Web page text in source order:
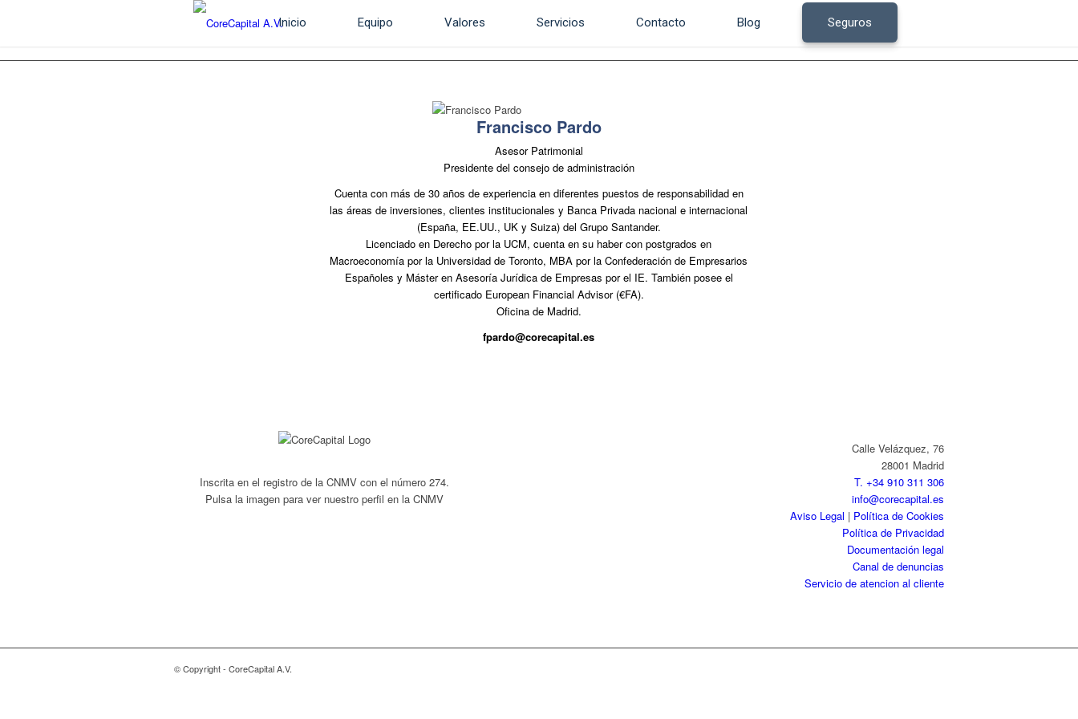
Inicio Equipo Valores Servicios Contacto Blog Seguros
Francisco Pardo
Asesor Patrimonial
Presidente del consejo de administración
Cuenta con más de 30 años de experiencia en diferentes puestos de responsabilidad en
las áreas de inversiones, clientes institucionales y Banca Privada nacional e internacional
(España, EE.UU., UK y Suiza) del Grupo Santander.
Licenciado en Derecho por la UCM, cuenta en su haber con postgrados en
Macroeconomía por la Universidad de Toronto, MBA por la Confederación de Empresarios
Españoles y Máster en Asesoría Jurídica de Empresas por el IE. También posee el
certificado European Financial Advisor (€FA).
Oficina de Madrid.
fpardo@corecapital.es
Inscrita en el registro de la CNMV con el número 274.
Pulsa la imagen para ver nuestro perfil en la CNMV
Calle Velázquez, 76
28001 Madrid
T. +34 910 311 306
info@corecapital.es
Aviso Legal | Política de Cookies
Política de Privacidad
Documentación legal
Canal de denuncias
Servicio de atencion al cliente
© Copyright - CoreCapital A.V.